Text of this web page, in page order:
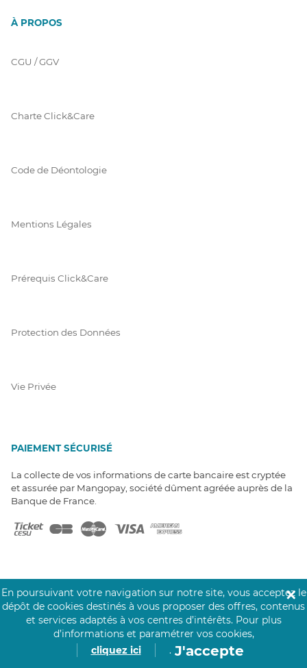
À PROPOS
CGU / GGV
Charte Click&Care
Code de Déontologie
Mentions Légales
Prérequis Click&Care
Protection des Données
Vie Privée
PAIEMENT SÉCURISÉ
La collecte de vos informations de carte bancaire est cryptée
et assurée par Mangopay, société dûment agréée auprès de la
Banque de France.
NOS PARTENAIRES
Click&Care est soutenu par les Groupes
Caisse des Dépôts et MAIF.
En poursuivant votre navigation sur notre site, vous acceptez le
dépôt de cookies destinés à vous proposer des offres, contenus
et services adaptés à vos centres d’intérêts. Pour plus
d’informations et paramétrer vos cookies,
cliquez ici
. J'accepte
✕